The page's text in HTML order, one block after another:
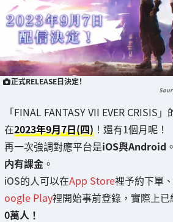
正式RELEASE日決定！
「FINAL FANTASY VII EVER CRISIS
在2023年9月7日(四) ！還有1個月呢！
再一次強調對應平台是iOS與Android 。
内有課金 。
iOS的人可以在App Store裡予約下單
oogle Play裡開始事前登錄，實際上已
0萬人！